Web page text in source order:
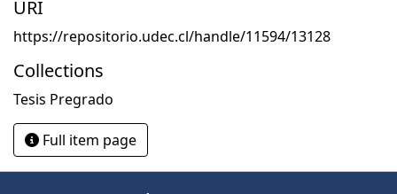
URI
https://repositorio.udec.cl/handle/11594/13128
Collections
Tesis Pregrado
Full item page